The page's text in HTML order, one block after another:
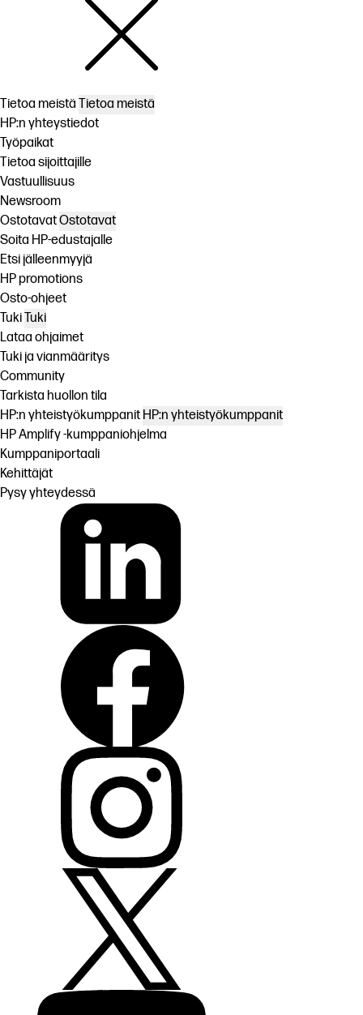
Tietoa meistä Tietoa meistä
HP:n yhteystiedot
Työpaikat
Tietoa sijoittajille
Vastuullisuus
Newsroom
OstotavatOstotavat
Soita HP-edustajalle
Etsi jälleenmyyjä
HP promotions
Osto-ohjeet
TukiTuki
Lataa ohjaimet
Tuki ja vianmääritys
Community
Tarkista huollon tila
HP:n yhteistyökumppanit HP:n yhteistyökumppanit
HP Amplify -kumppaniohjelma
Kumppaniportaali
Kehittäjät
Pysy yhteydessä